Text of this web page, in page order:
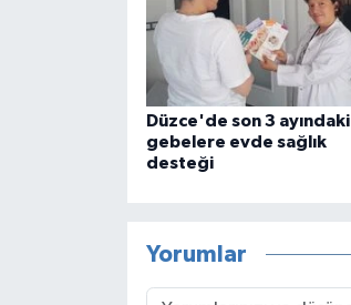
Düzce'de son 3 ayındaki
gebelere evde sağlık
desteği
Yorumlar